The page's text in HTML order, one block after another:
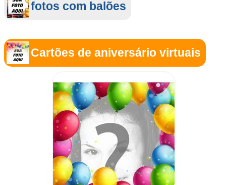
fotos com balões
Cartões de aniversário virtuais